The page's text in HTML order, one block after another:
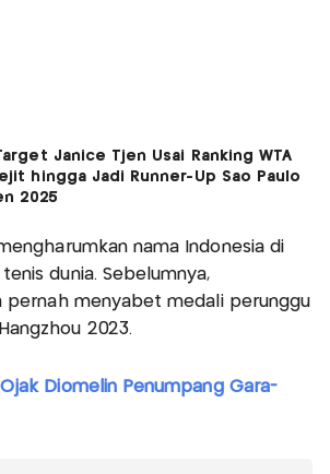
Janice Tjen Usai Ranking WTA
hingga Jadi Runner-Up Sao Paulo
2025
nama Indonesia di
dunia. Sebelumnya,
pernah menyabet medali perunggu
2023.
Ojak Diomelin Penumpang Gara-